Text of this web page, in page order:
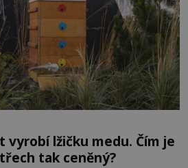
vyrobí lžičku medu. Čím je
tak ceněný?